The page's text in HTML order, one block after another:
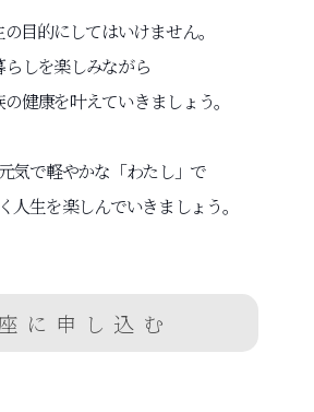
目的にしてはいけません。
らしを楽しみながら
健康を叶えていきましょう。
気で軽やかな「わたし」で
人生を楽しんでいきましょう。